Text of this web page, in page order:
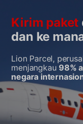
Kirim paket
dan ke
Lion Parcel,
menjangkau98%
negara